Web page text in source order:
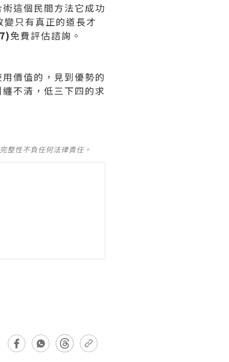
這個民間方法它成功
只有真正的道長才
免費評估諮詢。
價值的，見到優勢的
不清，低三下四的求
整性不負任何法律責任。